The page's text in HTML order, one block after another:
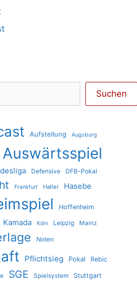
Suchen
Aufstellung Augsburg
Auswärtsspiel
Defensive
DFB-Pokal
Frankfurt Haller Hasebe
Hoffenheim
Kamada Köln Leipzig Mainz
Noten
Pflichtsieg Pokal Rebic
SGE Spielsystem Stuttgart